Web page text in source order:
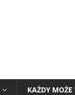
KAŻDY